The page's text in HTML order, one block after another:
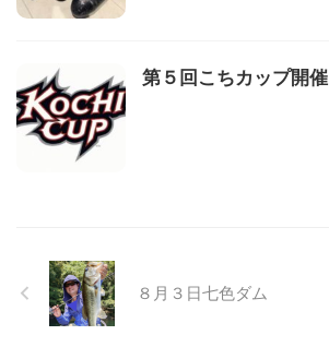
第５回こちカップ開催
８月３日七色ダム